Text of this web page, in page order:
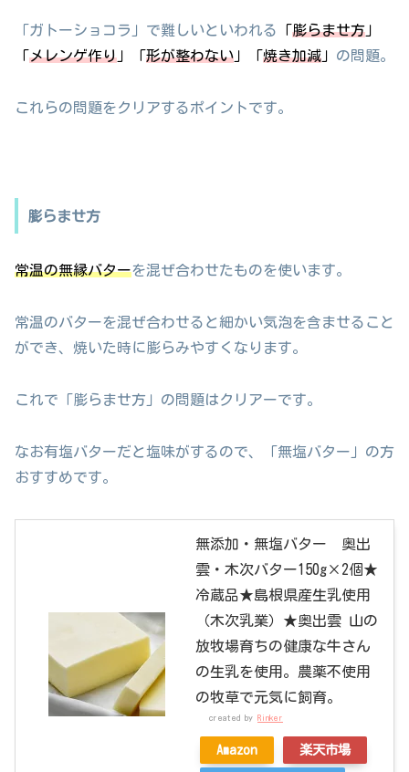
「ガトーショコラ」で難しいといわれる 「膨らませ方 」
「メレンゲ作り 」「形が整わない 」「焼き加減 」 の問題。
これらの問題をクリアするポイントです。
膨らませ方
常温の無縁バターを混ぜ合わせたものを使います。
常温のバターを混ぜ合わせると細かい気泡を含ませること
ができ、焼いた時に膨らみやすくなります。
これで「膨らませ方」の問題はクリアーです。
なお有塩バターだと塩味がするので、「無塩バター」の方
おすすめです。
無添加・無塩バター 奥出
雲・木次バター150g×2個★
冷蔵品★島根県産生乳使用
（木次乳業）★奥出雲 山の
放牧場育ちの健康な牛さん
の生乳を使用。農薬不使用
の牧草で元気に飼育。
created by Rinker
Amazon 楽天市場